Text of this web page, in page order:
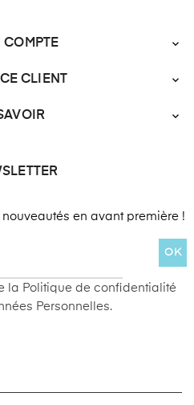
COMPTE 
CLIENT 

en avant première !
OK
la Politique de confidentialité
Personnelles.